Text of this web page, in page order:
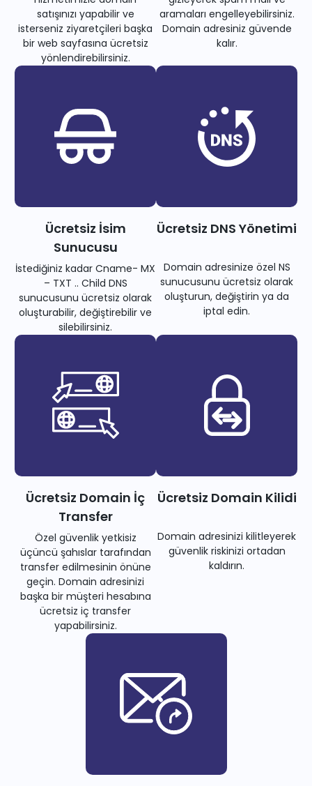
satışınızı yapabilir ve
isterseniz ziyaretçileri başka
bir web sayfasına ücretsiz
yönlendirebilirsiniz.
aramaları engelleyebilirsiniz.
Domain adresiniz güvende
kalır.
Ücretsiz İsim
Sunucusu
İstediğiniz kadar Cname- MX
– TXT .. Child DNS
sunucusunu ücretsiz olarak
oluşturabilir, değiştirebilir ve
silebilirsiniz.
Ücretsiz DNS Yönetimi
Domain adresinize özel NS
sunucusunu ücretsiz olarak
oluşturun, değiştirin ya da
iptal edin.
Ücretsiz Domain İç
Transfer
Özel güvenlik yetkisiz
üçüncü şahıslar tarafından
transfer edilmesinin önüne
geçin. Domain adresinizi
başka bir müşteri hesabına
ücretsiz iç transfer
yapabilirsiniz.
Ücretsiz Domain Kilidi
Domain adresinizi kilitleyerek
güvenlik riskinizi ortadan
kaldırın.